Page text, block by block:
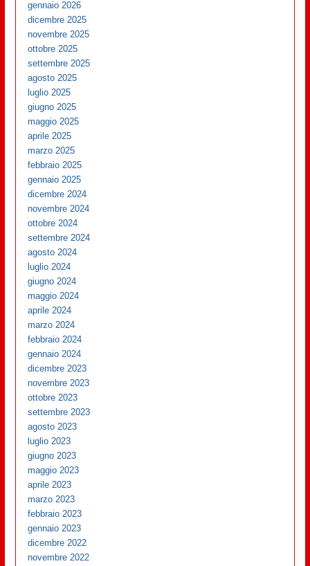
gennaio 2026
dicembre 2025
novembre 2025
ottobre 2025
settembre 2025
agosto 2025
luglio 2025
giugno 2025
maggio 2025
aprile 2025
marzo 2025
febbraio 2025
gennaio 2025
dicembre 2024
novembre 2024
ottobre 2024
settembre 2024
agosto 2024
luglio 2024
giugno 2024
maggio 2024
aprile 2024
marzo 2024
febbraio 2024
gennaio 2024
dicembre 2023
novembre 2023
ottobre 2023
settembre 2023
agosto 2023
luglio 2023
giugno 2023
maggio 2023
aprile 2023
marzo 2023
febbraio 2023
gennaio 2023
dicembre 2022
novembre 2022